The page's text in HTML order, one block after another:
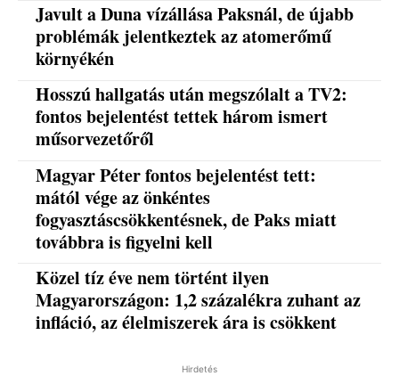
Javult a Duna vízállása Paksnál, de újabb
problémák jelentkeztek az atomerőmű
környékén
Hosszú hallgatás után megszólalt a TV2:
fontos bejelentést tettek három ismert
műsorvezetőről
Magyar Péter fontos bejelentést tett:
mától vége az önkéntes
fogyasztáscsökkentésnek, de Paks miatt
továbbra is figyelni kell
Közel tíz éve nem történt ilyen
Magyarországon: 1,2 százalékra zuhant az
infláció, az élelmiszerek ára is csökkent
Hirdetés